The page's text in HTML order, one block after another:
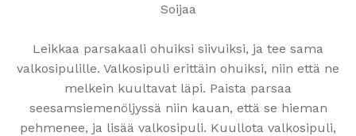
Soijaa
Leikkaa parsakaali ohuiksi siivuiksi, ja tee sama
valkosipulille. Valkosipuli erittäin ohuiksi, niin että ne
melkein kuultavat läpi. Paista parsaa
seesamsiemenöljyssä niin kauan, että se hieman
pehmenee, ja lisää valkosipuli. Kuullota valkosipuli,